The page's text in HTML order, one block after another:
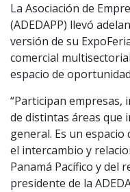
La Asociación de
(ADEDAPP) llevó
versión de su
comercial
espacio de
“Participan empresas,
de distintas áreas que
general. Es un espacio
el intercambio y
Panamá Pacífico y del
presidente de la